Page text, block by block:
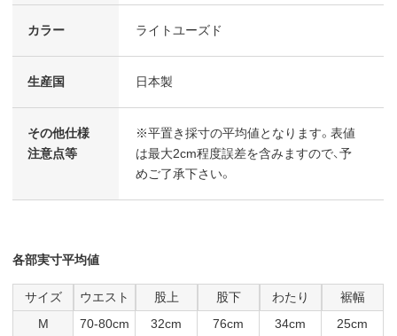
カラー ライトユーズド
生産国 日本製
その他仕様
注意点等
※平置き採寸の平均値となります。表値
は最大2cm程度誤差を含みますので、予
めご了承下さい。
各部実寸平均値
サイズ ウエスト 股上 股下 わたり
裾幅
M
70-80cm 32cm 76cm 34cm
25cm